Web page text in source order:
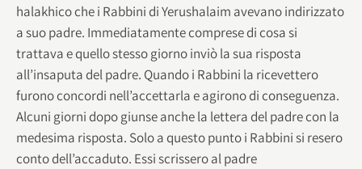
halakhico che i Rabbini di Yerushalaim avevano indirizzato
a suo padre. Immediatamente comprese di cosa si
trattava e quello stesso giorno inviò la sua risposta
all’insaputa del padre. Quando i Rabbini la ricevettero
furono concordi nell’accettarla e agirono di conseguenza.
Alcuni giorni dopo giunse anche la lettera del padre con la
medesima risposta. Solo a questo punto i Rabbini si resero
conto dell’accaduto. Essi scrissero al padre